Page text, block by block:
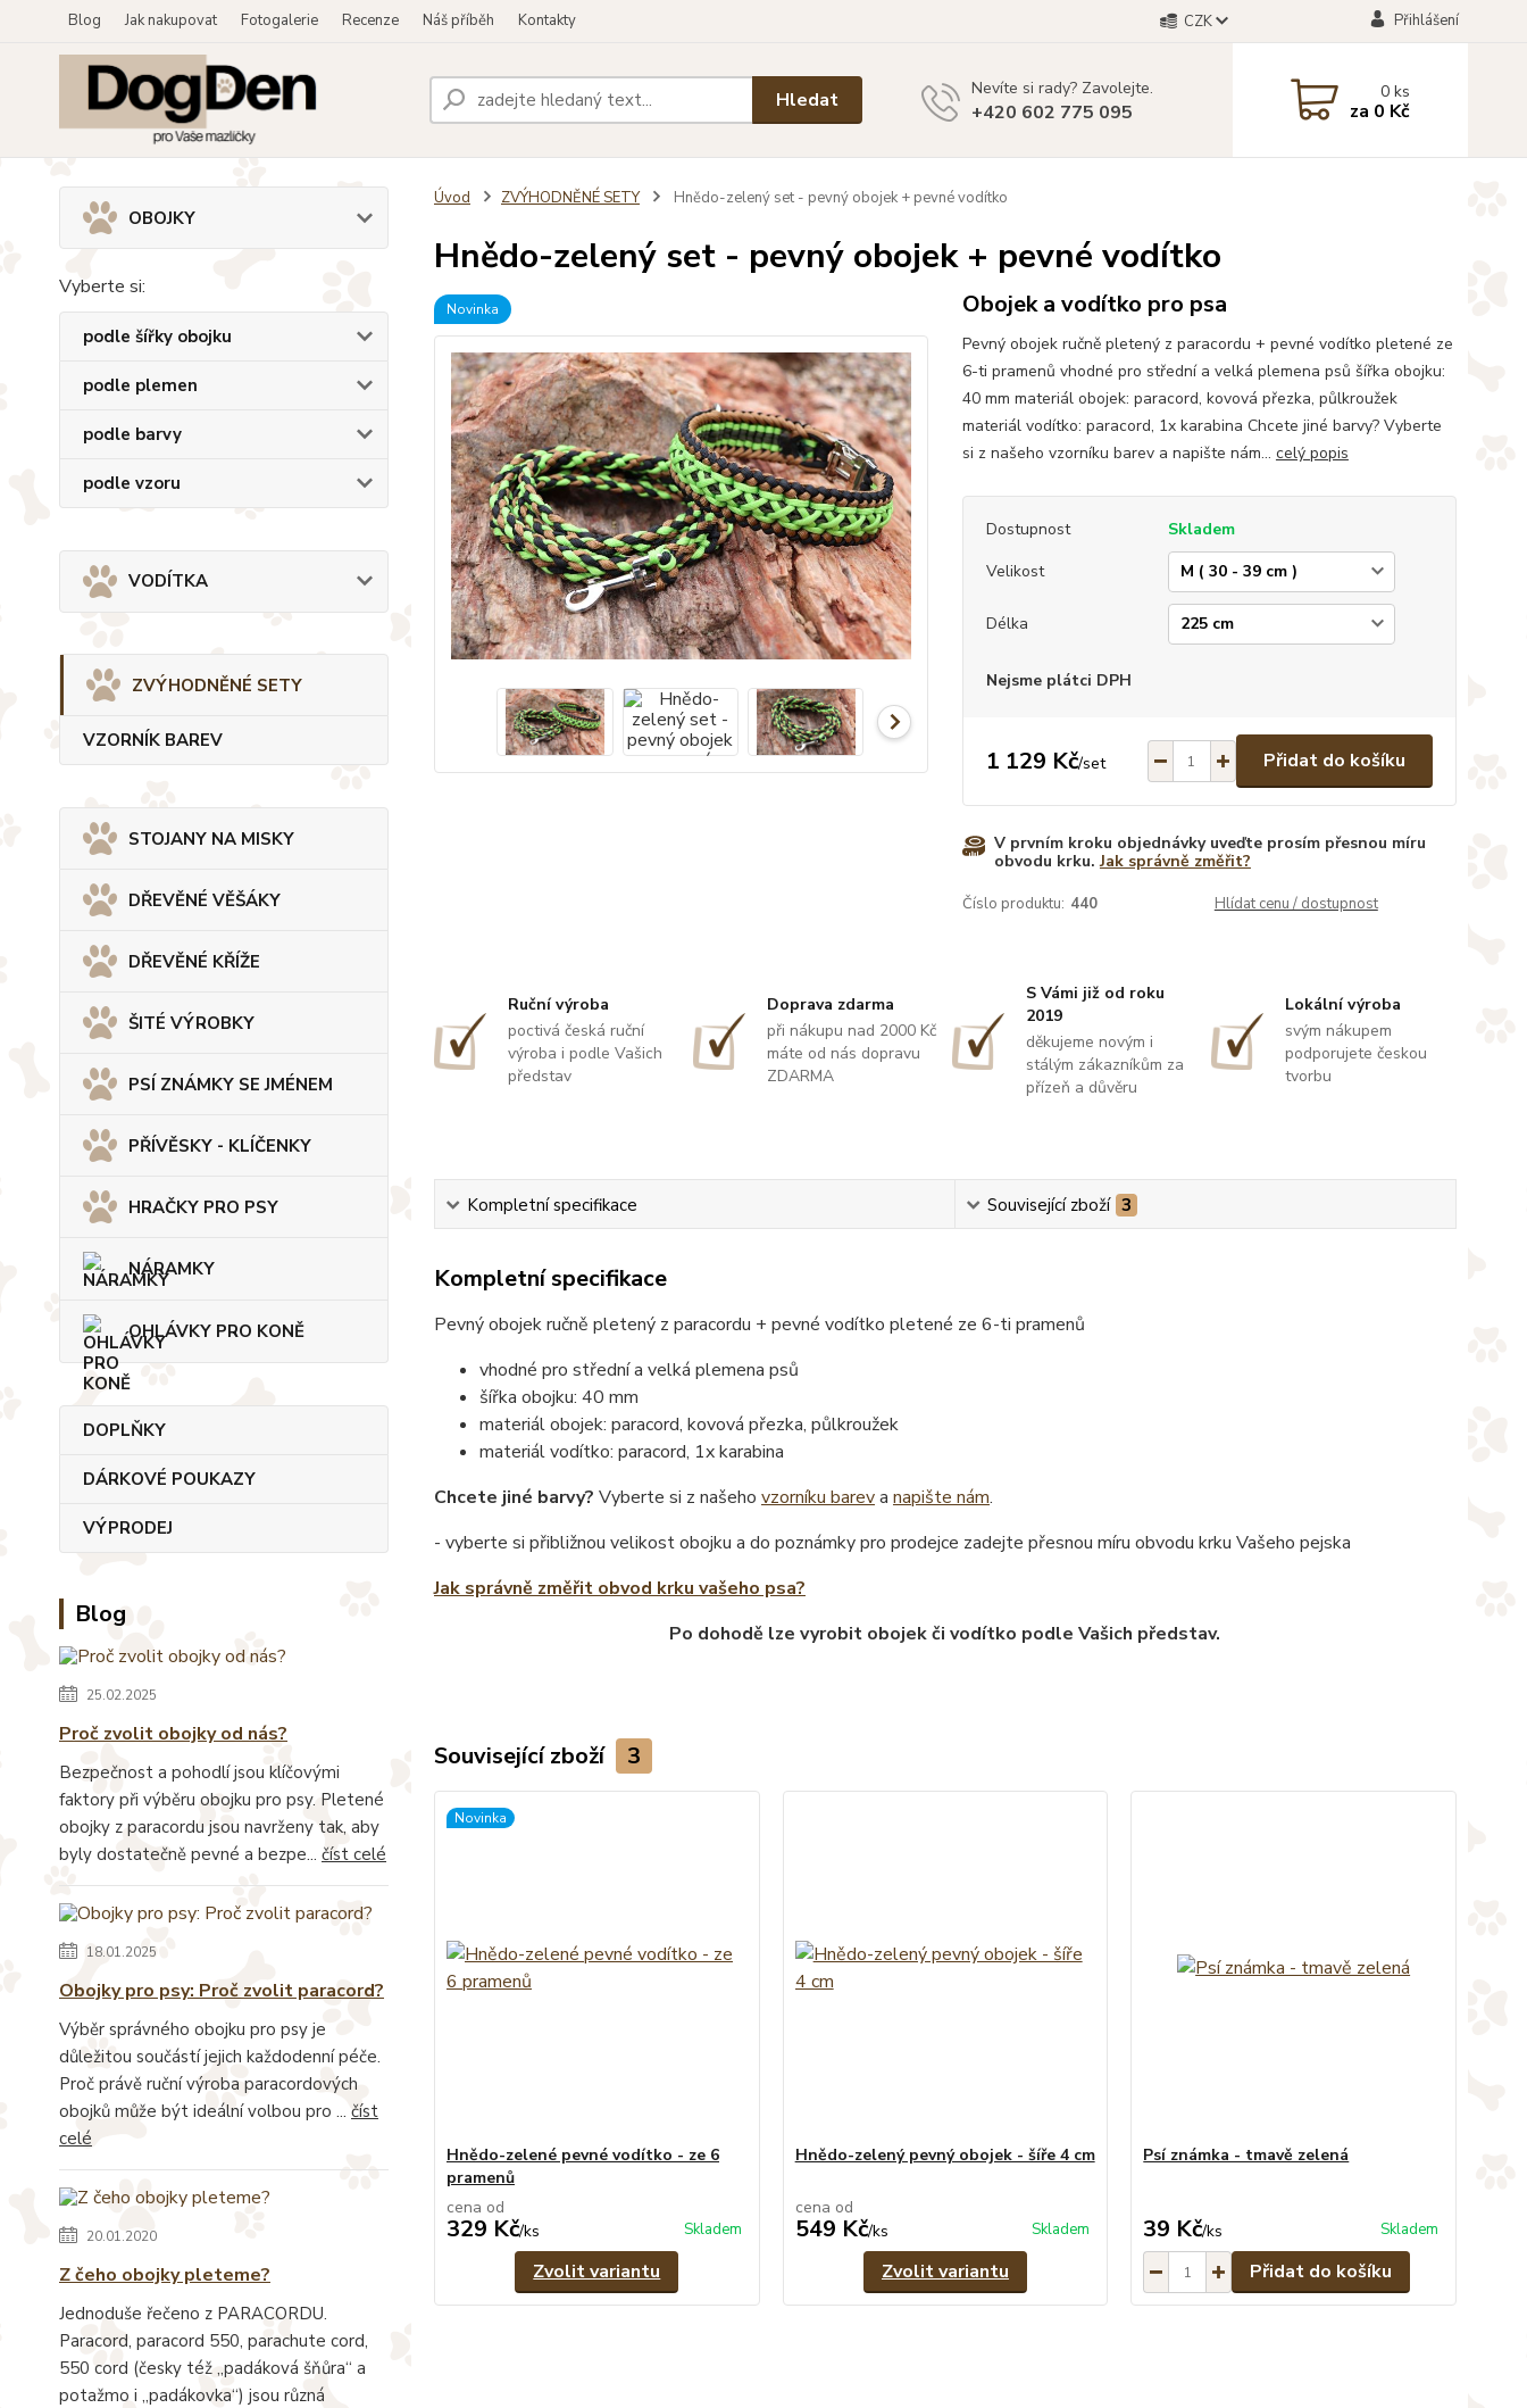
Blog Jak nakupovat Fotogalerie Recenze Náš příběh Kontakty CZK Přihlášení
Hledat Nevíte si rady? Zavolejte.
+420 602 775 095
0ks
za 0 Kč
OBOJKY
Vyberte si:
podle šířky obojku
podle plemen
podle barvy
podle vzoru
VODÍTKA
ZVÝHODNĚNÉ SETY
VZORNÍK BAREV
STOJANY NA MISKY
DŘEVĚNÉ VĚŠÁKY
DŘEVĚNÉ KŘÍŽE
ŠITÉ VÝROBKY
PSÍ ZNÁMKY SE JMÉNEM
PŘÍVĚSKY - KLÍČENKY
HRAČKY PRO PSY
NÁRAMKY
OHLÁVKY PRO KONĚ
DOPLŇKY
DÁRKOVÉ POUKAZY
VÝPRODEJ
Blog
25.02.2025
Proč zvolit obojky od nás?
Bezpečnost a pohodlí jsou klíčovými
faktory při výběru obojku pro psy. Pletené
obojky z paracordu jsou navrženy tak, aby
byly dostatečně pevné a bezpe... číst celé
18.01.2025
Obojky pro psy: Proč zvolit paracord?
Výběr správného obojku pro psy je
důležitou součástí jejich každodenní péče.
Proč právě ruční výroba paracordových
obojků může být ideální volbou pro ... číst
celé
20.01.2020
Z čeho obojky pleteme?
Jednoduše řečeno z PARACORDU.
Paracord, paracord 550, parachute cord,
550 cord (česky též „padáková šňůra“ a
potažmo i „padákovka“) jsou různá
Úvod ZVÝHODNĚNÉ SETY Hnědo-zelený set - pevný obojek + pevné vodítko
Hnědo-zelený set - pevný obojek + pevné vodítko
Novinka Obojek a vodítko pro psa
Pevný obojek ručně pletený z paracordu + pevné vodítko pletené ze
6-ti pramenů vhodné pro střední a velká plemena psů šířka obojku:
40 mm materiál obojek: paracord, kovová přezka, půlkroužek
materiál vodítko: paracord, 1x karabina Chcete jiné barvy? Vyberte
si z našeho vzorníku barev a napište nám... celý popis
Dostupnost
Skladem
Velikost
Délka
Nejsme plátci DPH
1 129 Kč/set Přidat do košíku
V prvním kroku objednávky uveďte prosím přesnou míru
obvodu krku.Jak správně změřit?
Číslo produktu: 440 Hlídat cenu / dostupnost
Ruční výroba
poctivá česká ruční
výroba i podle Vašich
představ
Doprava zdarma
při nákupu nad 2000 Kč
máte od nás dopravu
ZDARMA
S Vámi již od roku
2019
děkujeme novým i
stálým zákazníkům za
přízeň a důvěru
Lokální výroba
svým nákupem
podporujete českou
tvorbu
Kompletní specifikace Související zboží 3
Kompletní specifikace
Pevný obojek ručně pletený z paracordu + pevné vodítko pletené ze 6-ti pramenů
vhodné pro střední a velká plemena psů
šířka obojku: 40 mm
materiál obojek: paracord, kovová přezka, půlkroužek
materiál vodítko: paracord, 1x karabina
Chcete jiné barvy? Vyberte si z našeho vzorníku bareva napište nám.
- vyberte si přibližnou velikost obojku a do poznámky pro prodejce zadejte přesnou míru obvodu krku Vašeho pejska
Jak správně změřit obvod krku vašeho psa?
Po dohodě lze vyrobit obojek či vodítko podle Vašich představ.
Související zboží 3
Novinka
Hnědo-zelené pevné vodítko - ze 6
pramenů
cena od
329 Kč/ks Skladem
Zvolit variantu
Hnědo-zelený pevný obojek - šíře 4 cm
cena od
549 Kč/ks Skladem
Zvolit variantu
Psí známka - tmavě zelená
39 Kč/ks Skladem
Přidat do košíku